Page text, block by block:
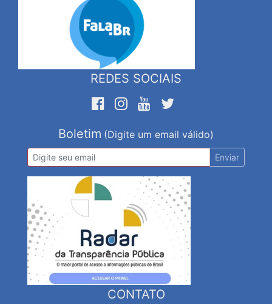
REDES SOCIAIS
Boletim (Digite um email válido)
Enviar
CONTATO